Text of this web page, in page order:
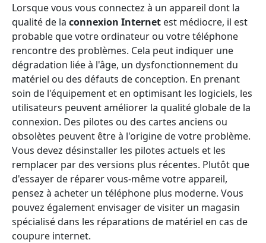
Lorsque vous vous connectez à un appareil dont la
qualité de la connexion Internet est médiocre, il est
probable que votre ordinateur ou votre téléphone
rencontre des problèmes. Cela peut indiquer une
dégradation liée à l'âge, un dysfonctionnement du
matériel ou des défauts de conception. En prenant
soin de l'équipement et en optimisant les logiciels, les
utilisateurs peuvent améliorer la qualité globale de la
connexion. Des pilotes ou des cartes anciens ou
obsolètes peuvent être à l'origine de votre problème.
Vous devez désinstaller les pilotes actuels et les
remplacer par des versions plus récentes. Plutôt que
d'essayer de réparer vous-même votre appareil,
pensez à acheter un téléphone plus moderne. Vous
pouvez également envisager de visiter un magasin
spécialisé dans les réparations de matériel en cas de
coupure internet.